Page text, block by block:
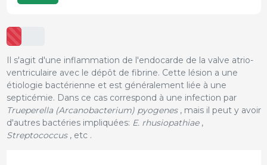
Il s'agit d'une inflammation de l'endocarde de la valve atrio-
ventriculaire avec le dépôt de fibrine. Cette lésion a une
étiologie bactérienne et est généralement liée à une
septicémie. Dans ce cas correspond à une infection par
Trueperella (Arcanobacterium) pyogenes , mais il peut y avoir
d'autres bactéries impliquées: E. rhusiopathiae ,
Streptococcus , etc .